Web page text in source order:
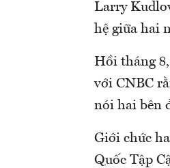
Larry
hệ giữa hai
Hồi tháng
với CNBC
nói hai bên
Giới chức
Quốc Tập